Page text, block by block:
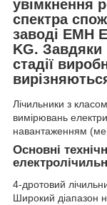
увімкнення
спектра
заводі EMH
KG. Завдяки
стадії
Лічильники з
вимірювань
навантаженням
Основні
4-дротовий
Широкий діапазон